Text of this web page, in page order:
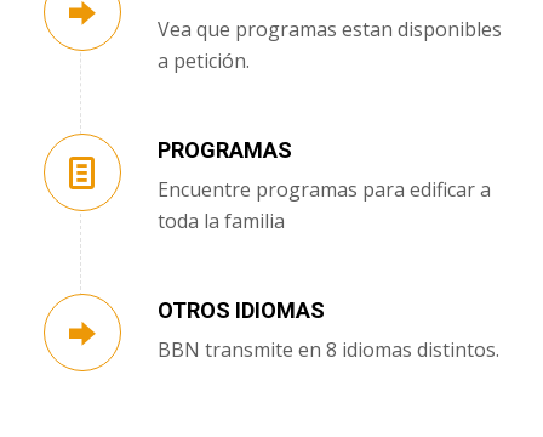
Vea que programas estan disponibles
a petición.
PROGRAMAS
Encuentre programas para edificar a
toda la familia
OTROS IDIOMAS
BBN transmite en 8 idiomas distintos.